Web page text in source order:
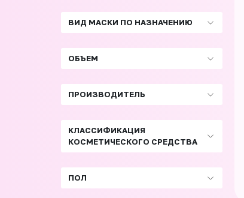
ВИД МАСКИ ПО НАЗНАЧЕНИЮ
ОБЪЕМ
ПРОИЗВОДИТЕЛЬ
КЛАССИФИКАЦИЯ
КОСМЕТИЧЕСКОГО СРЕДСТВА
ПОЛ